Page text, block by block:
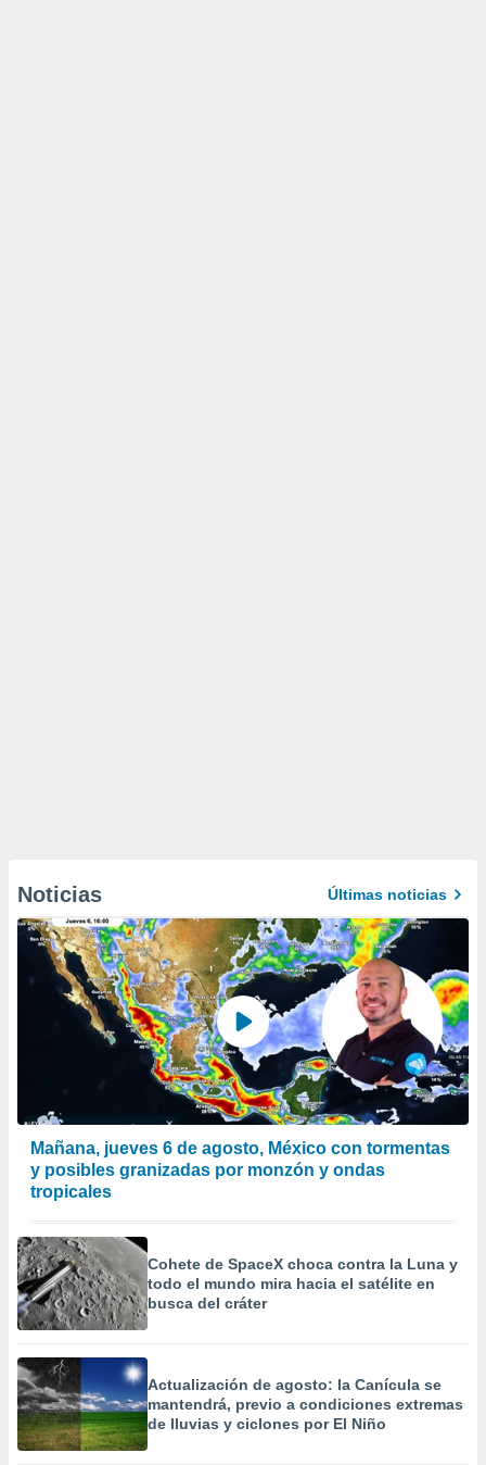
Noticias Últimas noticias
Mañana, jueves 6 de agosto, México con tormentas
y posibles granizadas por monzón y ondas
tropicales
Cohete de SpaceX choca contra la Luna y
todo el mundo mira hacia el satélite en
busca del cráter
Actualización de agosto: la Canícula se
mantendrá, previo a condiciones extremas
de lluvias y ciclones por El Niño